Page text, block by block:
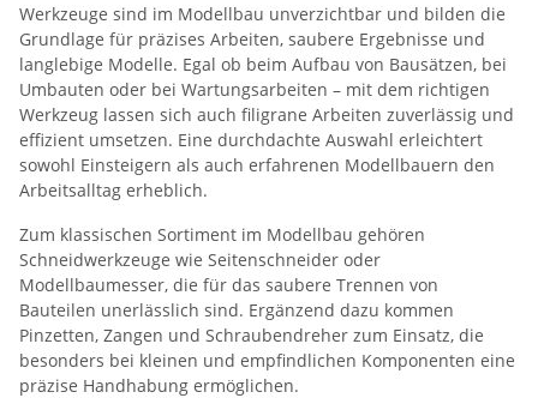
Werkzeuge sind im Modellbau unverzichtbar und bilden die
Grundlage für präzises Arbeiten, saubere Ergebnisse und
langlebige Modelle. Egal ob beim Aufbau von Bausätzen, bei
Umbauten oder bei Wartungsarbeiten – mit dem richtigen
Werkzeug lassen sich auch filigrane Arbeiten zuverlässig und
effizient umsetzen. Eine durchdachte Auswahl erleichtert
sowohl Einsteigern als auch erfahrenen Modellbauern den
Arbeitsalltag erheblich.
Zum klassischen Sortiment im Modellbau gehören
Schneidwerkzeuge wie Seitenschneider oder
Modellbaumesser, die für das saubere Trennen von
Bauteilen unerlässlich sind. Ergänzend dazu kommen
Pinzetten, Zangen und Schraubendreher zum Einsatz, die
besonders bei kleinen und empfindlichen Komponenten eine
präzise Handhabung ermöglichen.